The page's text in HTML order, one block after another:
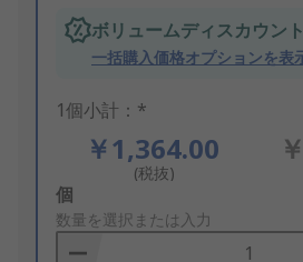
ボリュームディスカウン
一括購入価格オプションを表
1個小計：*
￥1,364.00
(税抜)
Add
to
Basket
個
数量を選択または入力